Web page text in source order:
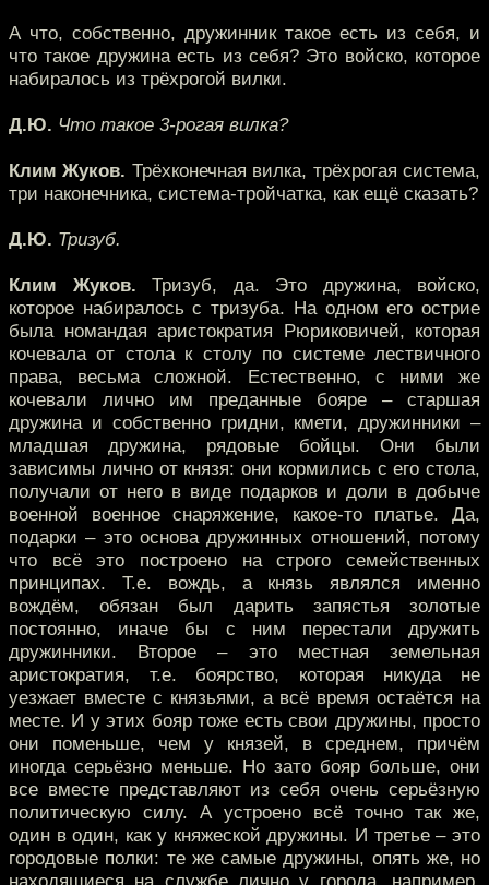
А что, собственно, дружинник такое есть из себя, и
что такое дружина есть из себя? Это войско, которое
набиралось из трёхрогой вилки.
Д.Ю. Что такое 3-рогая вилка?
Клим Жуков. Трёхконечная вилка, трёхрогая система,
три наконечника, система-тройчатка, как ещё сказать?
Д.Ю. Тризуб.
Клим Жуков. Тризуб, да. Это дружина, войско,
которое набиралось с тризуба. На одном его острие
была номандая аристократия Рюриковичей, которая
кочевала от стола к столу по системе лествичного
права, весьма сложной. Естественно, с ними же
кочевали лично им преданные бояре – старшая
дружина и собственно гридни, кмети, дружинники –
младшая дружина, рядовые бойцы. Они были
зависимы лично от князя: они кормились с его стола,
получали от него в виде подарков и доли в добыче
военной военное снаряжение, какое-то платье. Да,
подарки – это основа дружинных отношений, потому
что всё это построено на строго семейственных
принципах. Т.е. вождь, а князь являлся именно
вождём, обязан был дарить запястья золотые
постоянно, иначе бы с ним перестали дружить
дружинники. Второе – это местная земельная
аристократия, т.е. боярство, которая никуда не
уезжает вместе с князьями, а всё время остаётся на
месте. И у этих бояр тоже есть свои дружины, просто
они поменьше, чем у князей, в среднем, причём
иногда серьёзно меньше. Но зато бояр больше, они
все вместе представляют из себя очень серьёзную
политическую силу. А устроено всё точно так же,
один в один, как у княжеской дружины. И третье – это
городовые полки: те же самые дружины, опять же, но